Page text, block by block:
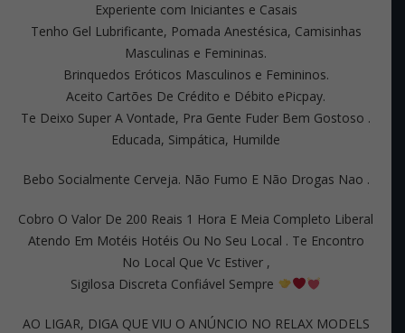
Experiente com Iniciantes e Casais
Tenho Gel Lubrificante, Pomada Anestésica, Camisinhas
Masculinas e Femininas.
Brinquedos Eróticos Masculinos e Femininos.
Aceito Cartões De Crédito e Débito ePicpay.
Te Deixo Super A Vontade, Pra Gente Fuder Bem Gostoso .
Educada, Simpática, Humilde
Bebo Socialmente Cerveja. Não Fumo E Não Drogas Nao .
Cobro O Valor De 200 Reais 1 Hora E Meia Completo Liberal
Atendo Em Motéis Hotéis Ou No Seu Local . Te Encontro
No Local Que Vc Estiver ,
Sigilosa Discreta Confiável Sempre
AO LIGAR, DIGA QUE VIU O ANÚNCIO NO RELAX MODELS